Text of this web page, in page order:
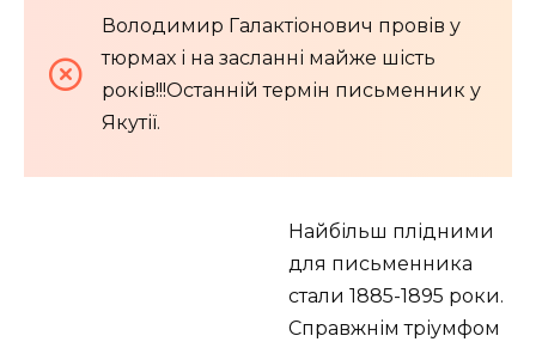
Володимир Галактіонович провів у
тюрмах і на засланні майже шість
років!!!Останній термін письменник у
Якутії.
Найбільш плідними
для письменника
стали 1885-1895 роки.
Справжнім тріумфом